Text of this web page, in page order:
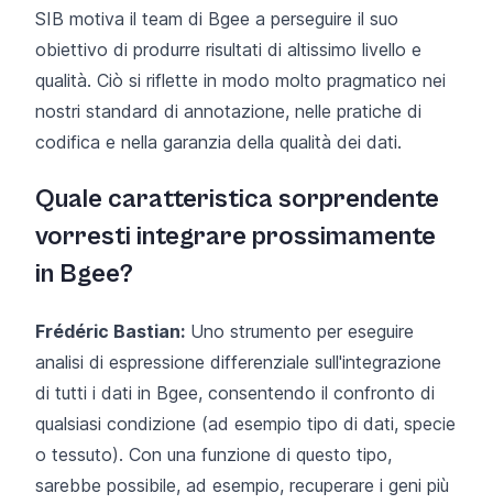
SIB motiva il team di Bgee a perseguire il suo
obiettivo di produrre risultati di altissimo livello e
qualità. Ciò si riflette in modo molto pragmatico nei
nostri standard di annotazione, nelle pratiche di
codifica e nella garanzia della qualità dei dati.
Quale caratteristica sorprendente
vorresti integrare prossimamente
in Bgee?
Frédéric Bastian: Uno strumento per eseguire
analisi di espressione differenziale sull'integrazione
di tutti i dati in Bgee, consentendo il confronto di
qualsiasi condizione (ad esempio tipo di dati, specie
o tessuto). Con una funzione di questo tipo,
sarebbe possibile, ad esempio, recuperare i geni più